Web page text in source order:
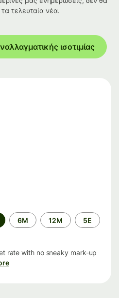
τελευταία νέα.
ισοτιμίας
6M 12M 5Ε
rate with no sneaky mark-up